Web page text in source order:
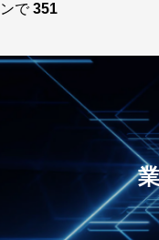
ンで351